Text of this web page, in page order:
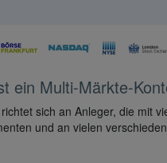
ein Multi-Märkte-
sich an Anleger, die mit
und an vielen